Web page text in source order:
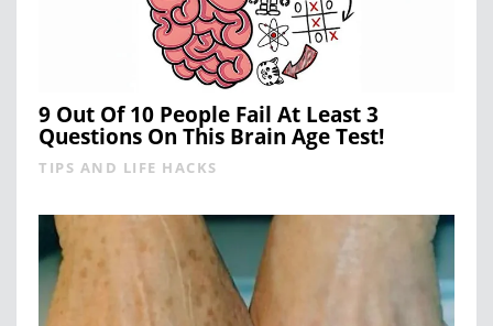
9 Out Of 10 People Fail At Least 3
Questions On This Brain Age Test!
TIPS AND LIFE HACKS